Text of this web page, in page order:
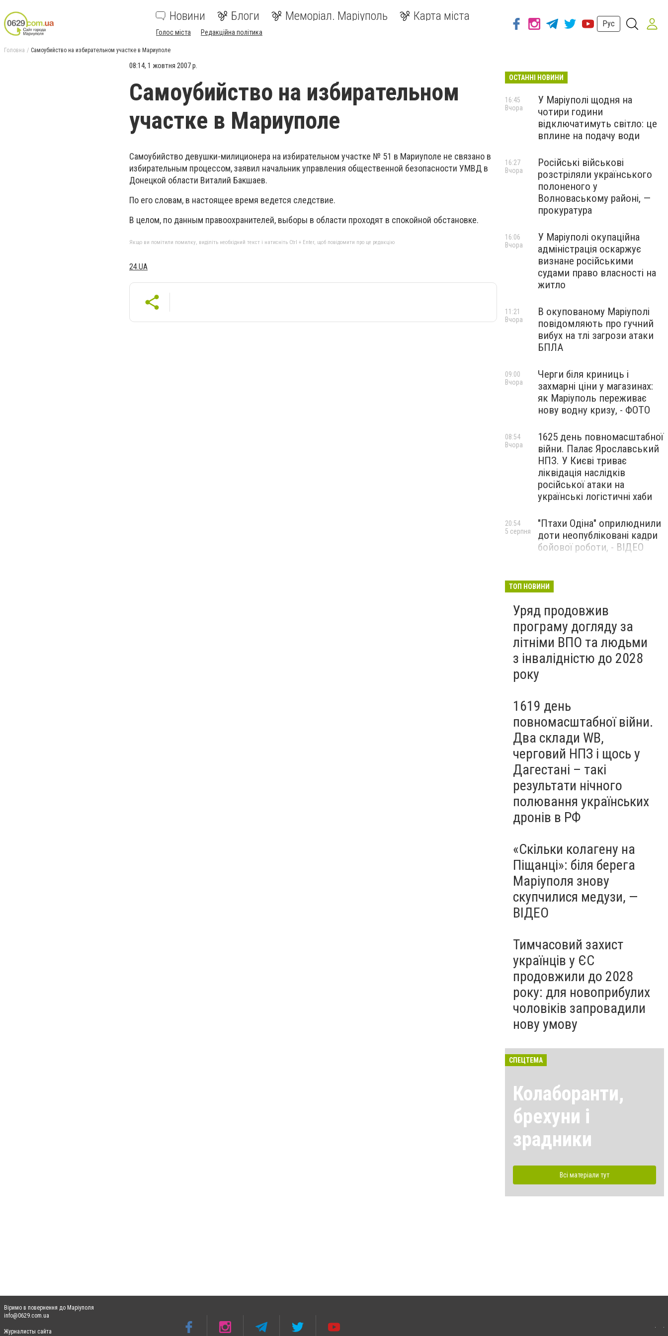
Новини Блоги Меморіал. Маріуполь Карта міста
Голос міста Редакційна політика
Рус
Головна Самоубийство на избирательном участке в Мариуполе
08:14, 1 жовтня 2007 р.
Самоубийство на избирательном
участке в Мариуполе
Самоубийство девушки-милиционера на избирательном участке № 51 в Мариуполе не связано в
избирательным процессом, заявил начальник управления общественной безопасности УМВД в
Донецкой области Виталий Бакшаев.
По его словам, в настоящее время ведется следствие.
В целом, по данным правоохранителей, выборы в области проходят в спокойной обстановке.
Якщо ви помітили помилку, виділіть необхідний текст і натисніть Ctrl + Enter, щоб повідомити про це редакцію
24.UA
ОСТАННІ НОВИНИ
У Маріуполі щодня на
чотири години
відключатимуть світло: це
вплине на подачу води
16:45
Вчора
Російські військові
розстріляли українського
полоненого у
Волноваському районі, —
прокуратура
16:27
Вчора
У Маріуполі окупаційна
адміністрація оскаржує
визнане російськими
судами право власності на
житло
16:06
Вчора
В окупованому Маріуполі
повідомляють про гучний
вибух на тлі загрози атаки
БПЛА
11:21
Вчора
Черги біля криниць і
захмарні ціни у магазинах:
як Маріуполь переживає
нову водну кризу, - ФОТО
09:00
Вчора
1625 день повномасштабної
війни. Палає Ярославський
НПЗ. У Києві триває
ліквідація наслідків
російської атаки на
українські логістичні хаби
08:54
Вчора
"Птахи Одіна" оприлюднили
доти неопубліковані кадри
бойової роботи, - ВІДЕО
20:54
5 серпня
Бєдняков зіграє тата
новому українському
фільмі, - ФОТО
5 серпня
ТОП НОВИНИ
Уряд продовжив
програму догляду за
літніми ВПО та людьми
з інвалідністю до 2028
року
1619 день
повномасштабної війни.
Два склади WB,
черговий НПЗ і щось у
Дагестані – такі
результати нічного
полювання українських
дронів в РФ
«Скільки колагену на
Піщанці»: біля берега
Маріуполя знову
скупчилися медузи, —
ВІДЕО
Тимчасовий захист
українців у ЄС
продовжили до 2028
року: для новоприбулих
чоловіків запровадили
нову умову
СПЕЦТЕМА
Колаборанти,
брехуни і
зрадники
Всі матеріали тут
Віримо в повернення до Маріуполя
info@0629.com.ua
Журналисты сайта